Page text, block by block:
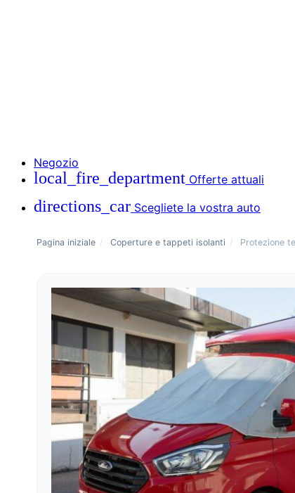
Negozio
local_fire_department Offerte attuali
directions_car Scegliete la vostra auto
Pagina iniziale / Coperture e tappeti isolanti / Protezione